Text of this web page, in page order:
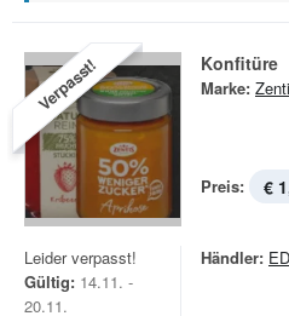
Verpasst! Konfitüre
Marke:
Preis: €
Leider verpasst!
Gültig: 14.11. -
20.11.
Händler: